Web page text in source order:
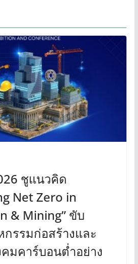
ชูแนวคิด
Net Zero in
& Mining” ขับ
รรมก่อสร้างและ
มคาร์บอนต่ำอย่าง